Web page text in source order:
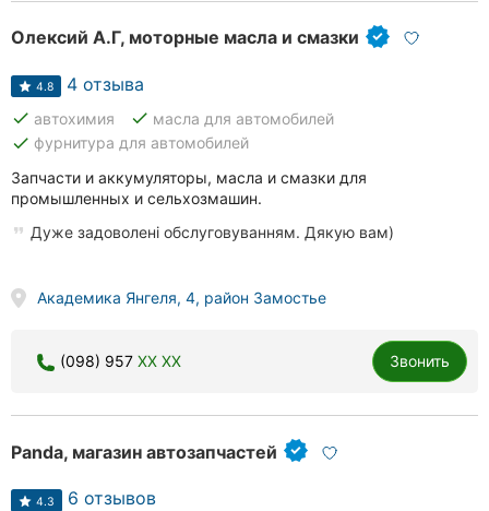
Олексий А.Г, моторные масла и смазки
4.8 4 отзыва
done автохимия done масла для автомобилей
done фурнитура для автомобилей
Запчасти и аккумуляторы, масла и смазки для
промышленных и сельхозмашин.
Дуже задоволені обслуговуванням. Дякую вам)
Академика Янгеля, 4, район Замостье
(098) 957 XX XX Звонить
Panda, магазин автозапчастей
4.3 6 отзывов